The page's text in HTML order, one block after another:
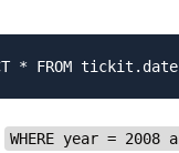
WHERE year = 2008